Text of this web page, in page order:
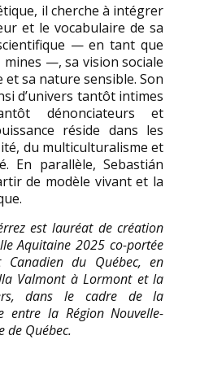
il cherche à intégrer
et le vocabulaire de sa
— en tant que
—, sa vision sociale
sa nature sensible.Son
d’univers tantôt intimes
dénonciateurs et
réside dans les
du multiculturalisme et
En parallèle, Sebastián
de modèle vivant et la
est lauréat de création
Aquitaine 2025 co-portée
Canadien du Québec,en
Valmont à Lormont et la
dans le cadre de la
entre la Région Nouvelle-
de Québec.